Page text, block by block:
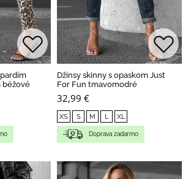
béžové
Džínsy skinny s opaskom Just
For Fun tmavomodré
32,99 €
XS S M L XL
Doprava zadarmo